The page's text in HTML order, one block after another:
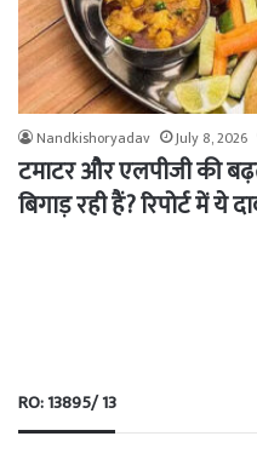
Nandkishoryadav July 8, 2026
टमाटर और एलपीजी की
बिगाड़ रही हैं? रिपोर्ट में ये
RO: 13895/ 13